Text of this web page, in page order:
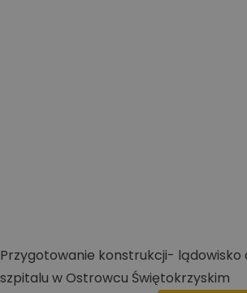
Przygotowanie konstrukcji-
szpitalu w Ostrowcu Świętokrzyskim